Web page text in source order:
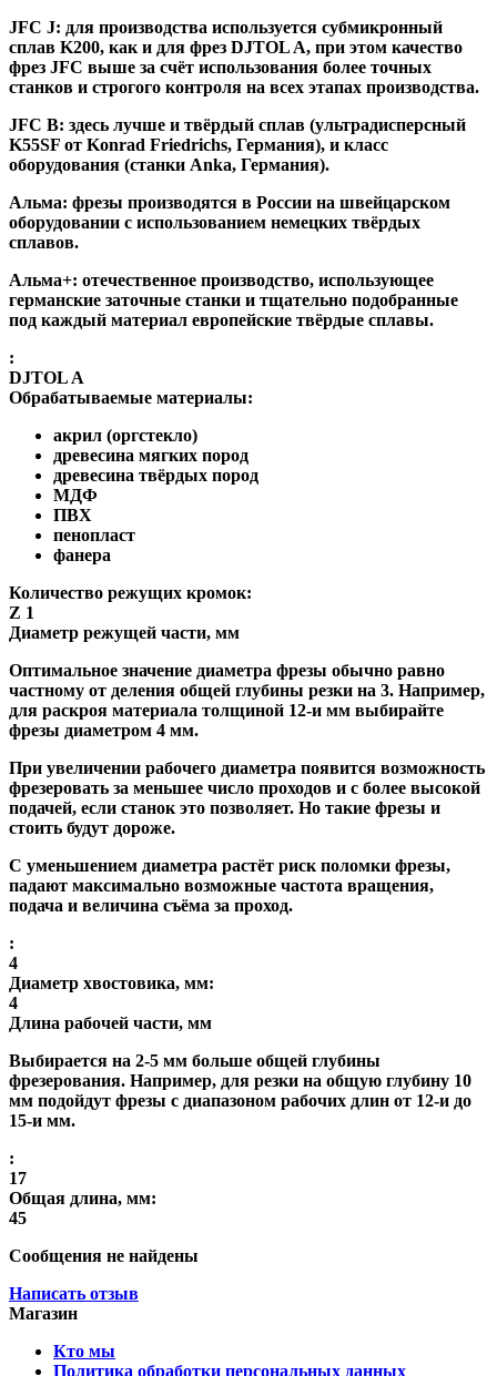
JFC J: для производства используется субмикронный
сплав K200, как и для фрез DJTOL A, при этом качество
фрез JFC выше за счёт использования более точных
станков и строгого контроля на всех этапах производства.
JFC B: здесь лучше и твёрдый сплав (ультрадисперсный
K55SF от Konrad Friedrichs, Германия), и класс
оборудования (станки Anka, Германия).
Альма: фрезы производятся в России на швейцарском
оборудовании с использованием немецких твёрдых
сплавов.
Альма+: отечественное производство, использующее
германские заточные станки и тщательно подобранные
под каждый материал европейские твёрдые сплавы.
:
DJTOL A
Обрабатываемые материалы:
акрил (оргстекло)
древесина мягких пород
древесина твёрдых пород
МДФ
ПВХ
пенопласт
фанера
Количество режущих кромок:
Z 1
Диаметр режущей части, мм
Оптимальное значение диаметра фрезы обычно равно
частному от деления общей глубины резки на 3. Например,
для раскроя материала толщиной 12-и мм выбирайте
фрезы диаметром 4 мм.
При увеличении рабочего диаметра появится возможность
фрезеровать за меньшее число проходов и с более высокой
подачей, если станок это позволяет. Но такие фрезы и
стоить будут дороже.
С уменьшением диаметра растёт риск поломки фрезы,
падают максимально возможные частота вращения,
подача и величина съёма за проход.
:
4
Диаметр хвостовика, мм:
4
Длина рабочей части, мм
Выбирается на 2-5 мм больше общей глубины
фрезерования. Например, для резки на общую глубину 10
мм подойдут фрезы с диапазоном рабочих длин от 12-и до
15-и мм.
:
17
Общая длина, мм:
45
Сообщения не найдены
Написать отзыв
Магазин
Кто мы
Политика обработки персональных данных